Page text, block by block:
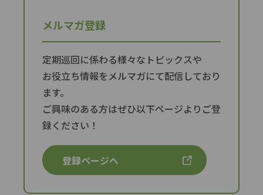
メルマガ登録
定期巡回に係わる様々なトピックスや
お役立ち情報をメルマガにて配信しており
ます。
ご興味のある方はぜひ以下ページよりご登
録ください！
登録ページへ